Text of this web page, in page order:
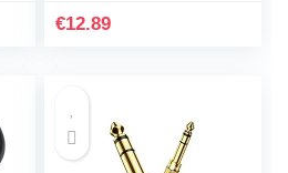
MR2 8633732200
€12.89